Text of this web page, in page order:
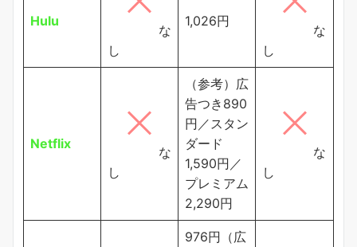
Hulu
な
し
1,026円
な
し
Netflix
な
し
（参考）広
告つき890
円／スタン
ダード
1,590円／
プレミアム
2,290円
な
し
976円（広